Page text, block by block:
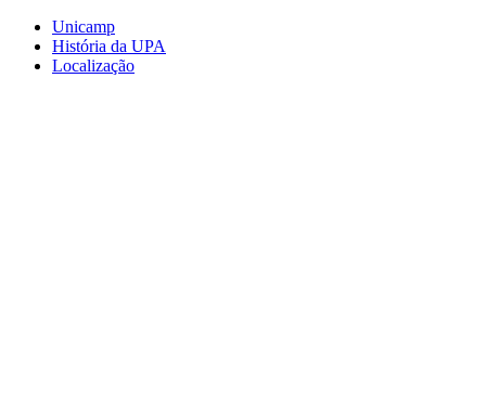
Conteúdo principal
Unicamp
História da UPA
Localização